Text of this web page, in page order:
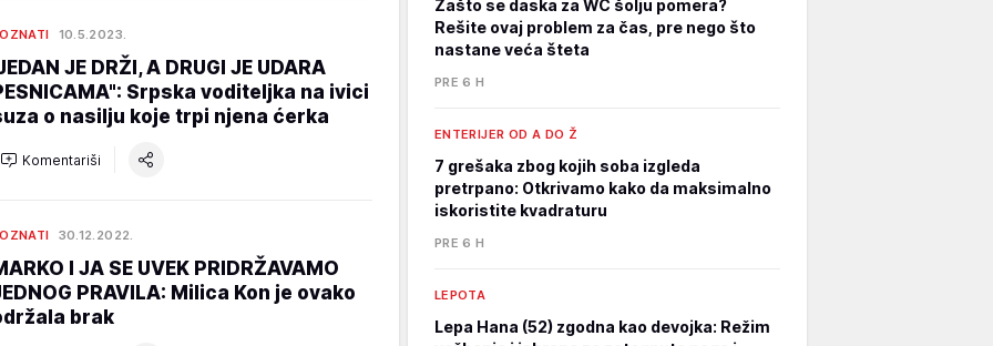
10.5.2023.
JE DRŽI, A DRUGI JE UDARA
Srpska voditeljka na ivici
o nasilju koje trpi njena ćerka
Komentariši
30.12.2022.
I JA SE UVEK PRIDRŽAVAMO
PRAVILA: Milica Kon je ovako
brak
Zašto se daska za WC šolju pomera?
Rešite ovaj problem za čas, pre nego što
nastane veća šteta
PRE 6 H
ENTERIJER OD A DO Ž
7 grešaka zbog kojih soba izgleda
pretrpano: Otkrivamo kako da maksimalno
iskoristite kvadraturu
PRE 6 H
LEPOTA
Lepa Hana (52) zgodna kao devojka: Režim